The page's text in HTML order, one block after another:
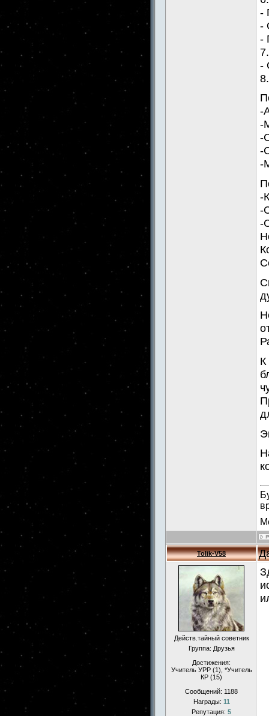
-
-
-
-
-
-
-
-
-
-
-
-
К
Tolik-V58
Действ.тайный советник
Группа: Друзья
Достижения:
Учитель УРР (1), *Учитель
КР (15)
Сообщений: 1188
Награды: 11
Репутация: 5